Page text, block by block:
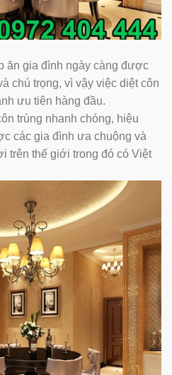
ăn gia đình ngày càng được
chú trọng, vì vậy việc diệt côn
ưu tiên hàng đầu.
trùng nhanh chóng, hiệu
các gia đình ưa chuộng và
trên thế giới trong đó có Việt